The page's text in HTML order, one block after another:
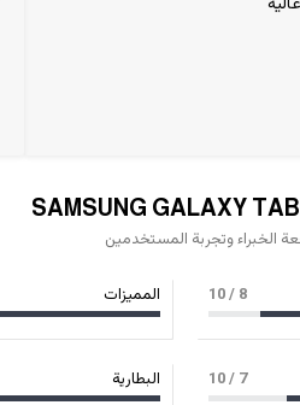
الخبراء وتجربة المستخدمين
8
/ 10 المميزات
7
/ 10 البطارية